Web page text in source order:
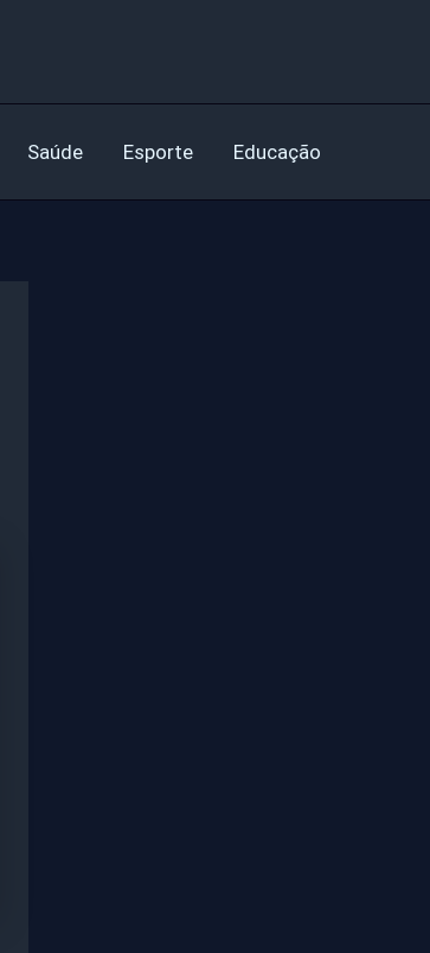
Saúde Esporte Educação